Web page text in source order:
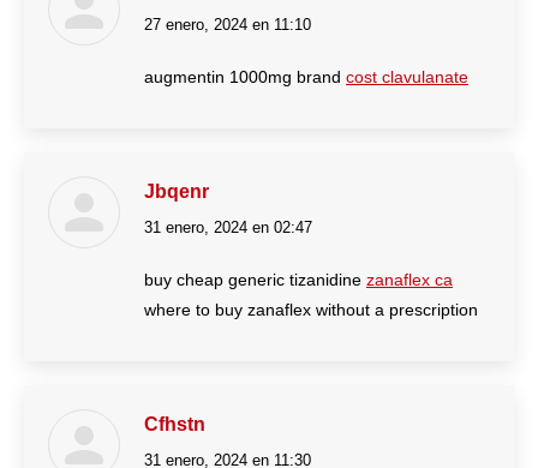
dice:
27 enero, 2024 en 11:10
augmentin 1000mg brand cost clavulanate
Jbqenr
dice:
31 enero, 2024 en 02:47
buy cheap generic tizanidine zanaflex ca
where to buy zanaflex without a prescription
Cfhstn
dice:
31 enero, 2024 en 11:30